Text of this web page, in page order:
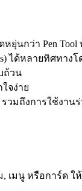
ยุ่นกว่า Pen Tool
ได้หลายทิศทาง
ถ้วน
จง่าย
รวมถึงการใช้งาน
เมนู หรือการ์ด